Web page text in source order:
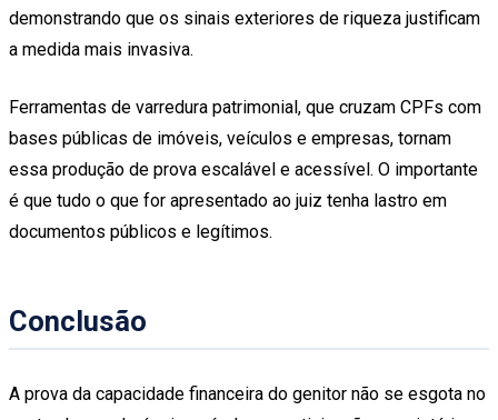
demonstrando que os sinais exteriores de riqueza justificam
a medida mais invasiva.
Ferramentas de varredura patrimonial, que cruzam CPFs com
bases públicas de imóveis, veículos e empresas, tornam
essa produção de prova escalável e acessível. O importante
é que tudo o que for apresentado ao juiz tenha lastro em
documentos públicos e legítimos.
Conclusão
A prova da capacidade financeira do genitor não se esgota no